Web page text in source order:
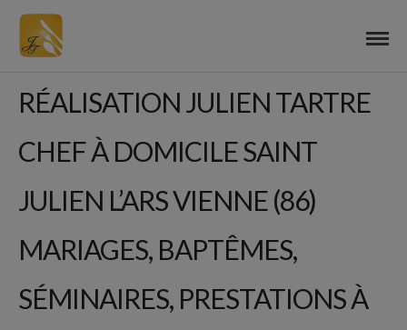
RÉALISATION JULIEN TARTRE
CHEF À DOMICILE SAINT
JULIEN L’ARS VIENNE (86)
MARIAGES, BAPTÊMES,
SÉMINAIRES, PRESTATIONS À